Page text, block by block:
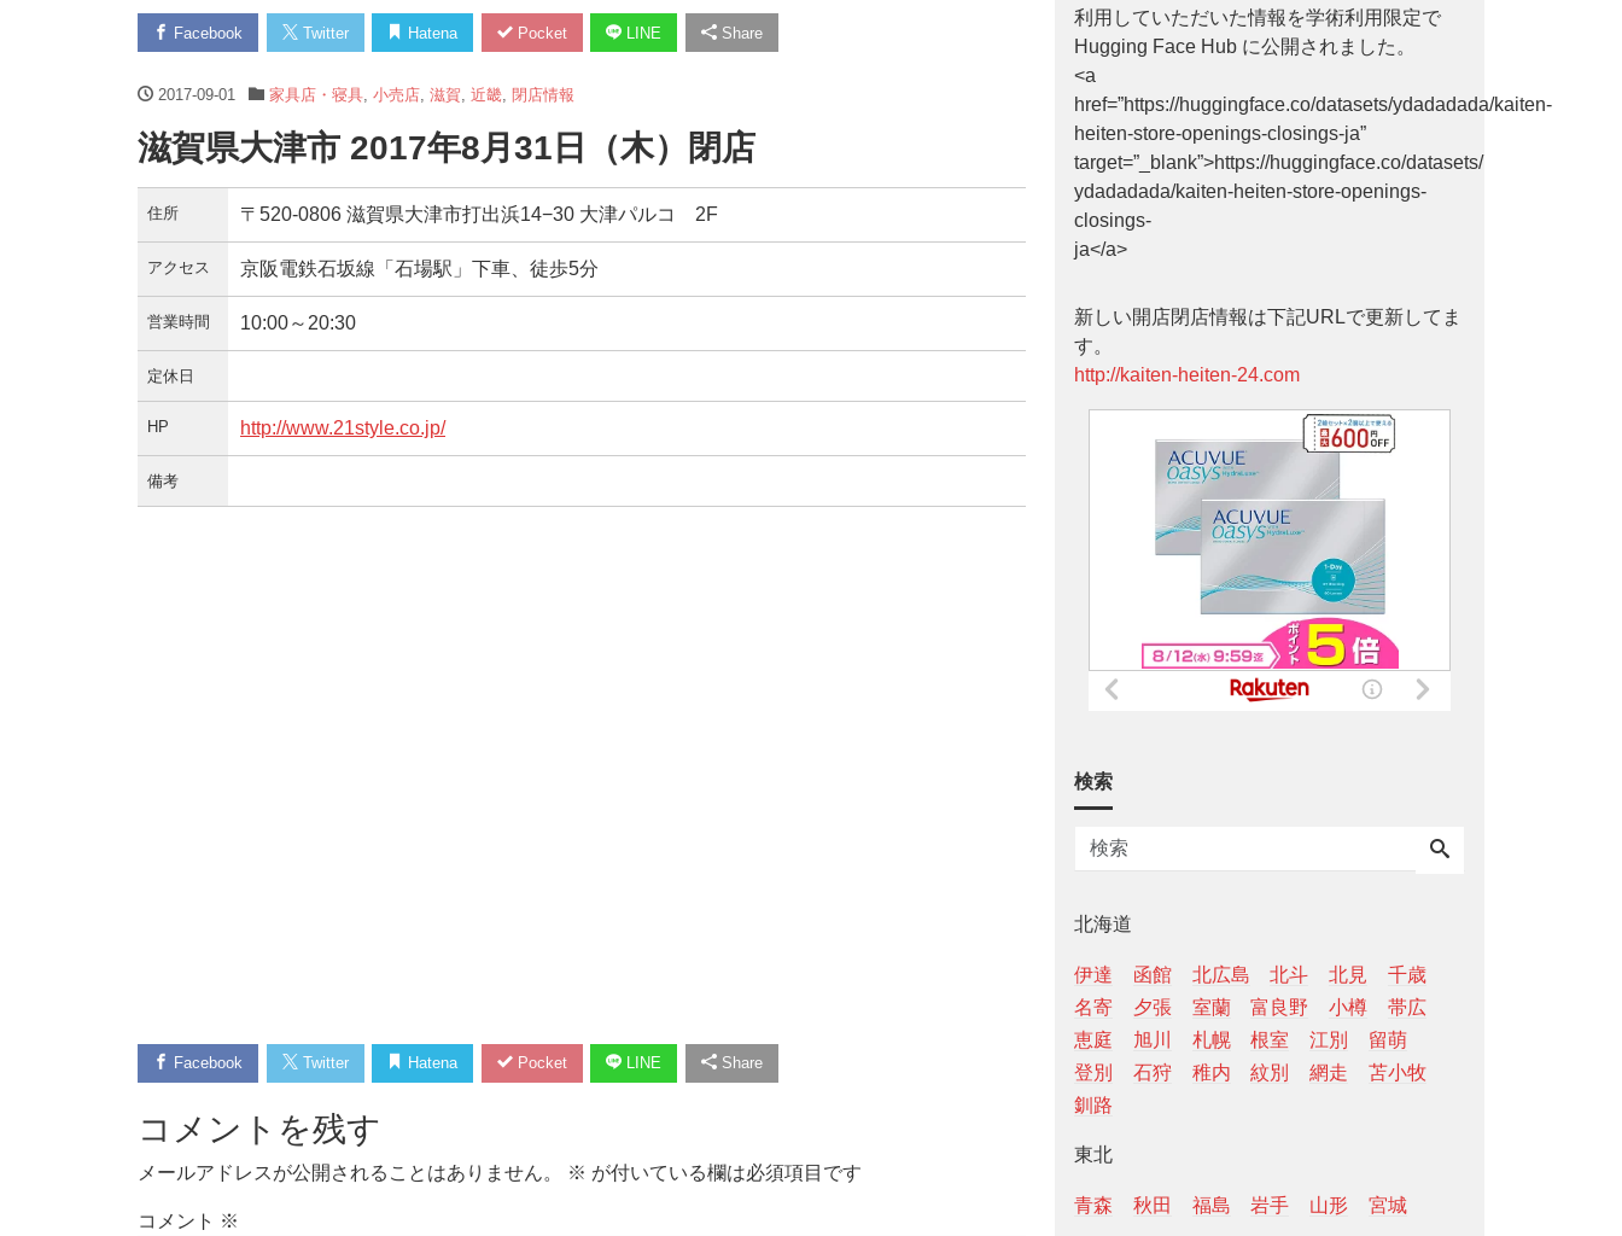
Facebook Twitter Hatena Pocket LINE Share
2017-09-01 家具店・寝具, 小売店, 滋賀 近畿, 閉店情報
滋賀県大津市 2017年8月31日（木）閉店
住所 〒520-0806 滋賀県大津市打出浜14−30 大津パルコ 2F
アクセス 京阪電鉄石坂線「石場駅」下車、徒歩5分
営業時間 10:00～20:30
定休日
HP http://www.21style.co.jp/
備考
Facebook Twitter Hatena Pocket LINE Share
コメントを残す
メールアドレスが公開されることはありません。 ※ が付いている欄は必須項目です
コメント ※
利用していただいた情報を学術利用限定で
Hugging Face Hub に公開されました。
<a
href=”https://huggingface.co/datasets/ydadadada/kaiten-
heiten-store-openings-closings-ja”
target=”_blank”>https://huggingface.co/datasets/
ydadadada/kaiten-heiten-store-openings-
closings-
ja</a>
新しい開店閉店情報は下記URLで更新してま
す。
http://kaiten-heiten-24.com
検索
北海道
伊達 函館 北広島 北斗 北見
千歳
名寄
夕張 室蘭 富良野 小樽
帯広
恵庭
旭川 札幌 根室 江別
留萌
登別
石狩 稚内 紋別 網走
苫小牧
釧路
東北
青森 秋田 福島 岩手 山形 宮城